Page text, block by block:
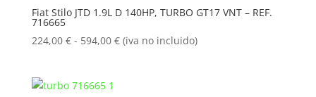
224,00 €
594,00 €
Fiat Stilo JTD 1.9L D 140HP, TURBO GT17 VNT – REF.
716665
224,00 € - 594,00 €Rango
(iva no incluido)